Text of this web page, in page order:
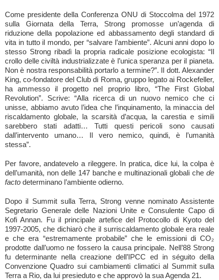
Come presidente della Conferenza ONU di Stoccolma del 1972
sulla Giornata della Terra, Strong promosse un’agenda di
riduzione della popolazione ed abbassamento degli standard di
vita in tutto il mondo, per “salvare l’ambiente”. Alcuni anni dopo lo
stesso Strong ribadì la propria radicale posizione ecologista: “Il
crollo delle civiltà industrializzate è l’unica speranza per il pianeta.
Non è nostra responsabilità portarlo a termine?”. Il dott. Alexander
King, co-fondatore del Club di Roma, gruppo legato ai Rockefeller,
ha ammesso il progetto nel proprio libro, “The First Global
Revolution”. Scrive: “Alla ricerca di un nuovo nemico che ci
unisse, abbiamo avuto l’idea che l’inquinamento, la minaccia del
riscaldamento globale, la scarsità d’acqua, la carestia e simili
sarebbero stati adatti… Tutti questi pericoli sono causati
dall’intervento umano… Il vero nemico, quindi, è l’umanità
stessa”.
Per favore, andatevelo a rileggere. In pratica, dice lui, la colpa è
dell’umanità, non delle 147 banche e multinazionali globali che de
facto determinano l’ambiente odierno.
Dopo il Summit sulla Terra, Strong venne nominato Assistente
Segretario Generale delle Nazioni Unite e Consulente Capo di
Kofi Annan. Fu il principale artefice del Protocollo di Kyoto del
1997-2005, che dichiarò che il surriscaldamento globale era reale
e che era “estremamente probabile” che le emissioni di CO₂
prodotte dall’uomo ne fossero la causa principale. Nell’88 Strong
fu determinante nella creazione dell’IPCC ed in séguito della
Convenzione Quadro sui cambiamenti climatici al Summit sulla
Terra a Rio, da lui presieduto e che approvò la sua Agenda 21.